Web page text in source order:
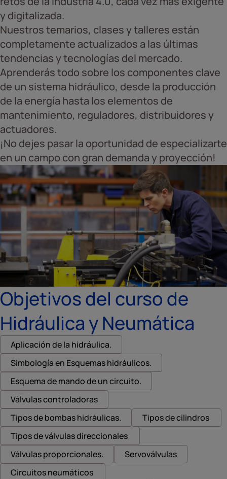
y digitalizada.
Nuestros temarios, clases y talleres están
completamente actualizados a las últimas
tendencias y tecnologías del mercado.
Aprenderás todo sobre los componentes clave
de un sistema hidráulico, desde la producción
de la energía hasta los elementos de
mantenimiento, reguladores, distribuidores y
actuadores.
¡No dejes pasar la oportunidad de especializarte
en un campo con gran demanda y proyección!
Objetivos del curso de
Hidráulica y Neumática
Aplicación de la hidráulica.
Simbología en Esquemas hidráulicos.
Esquema de mando de un circuito.
Válvulas controladoras
Tipos de bombas hidráulicas.
Tipos de cilindros
Tipos de válvulas direccionales
Válvulas proporcionales.
Servoválvulas
Circuitos neumáticos